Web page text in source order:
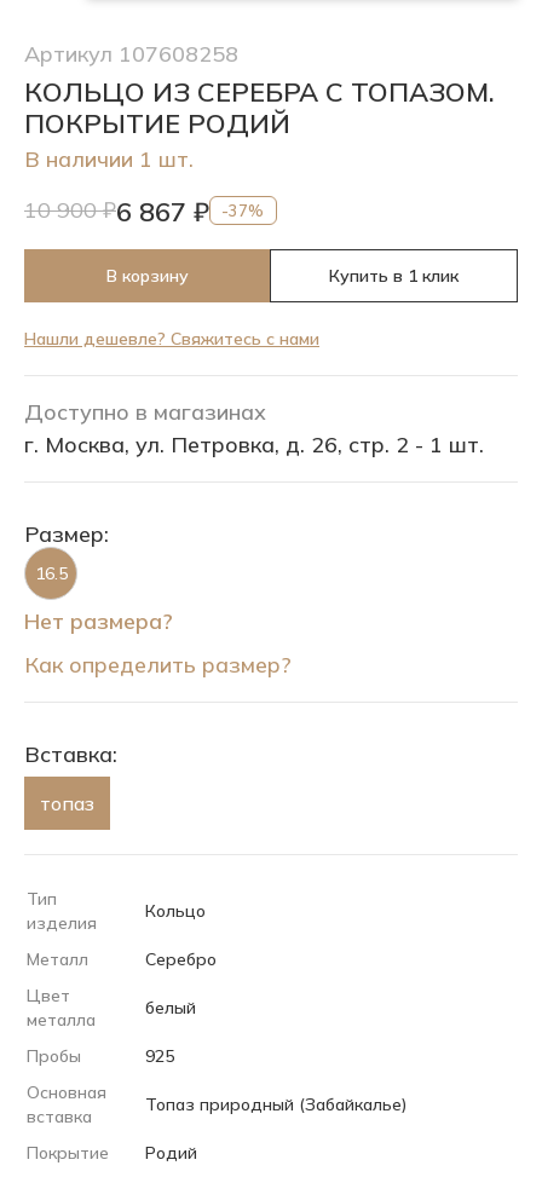
Артикул 107608258
КОЛЬЦО ИЗ СЕРЕБРА С ТОПАЗОМ.
ПОКРЫТИЕ РОДИЙ
В наличии 1 шт.
10 900 ₽6 867 ₽ -37%
В корзину Купить в 1 клик
Нашли дешевле? Свяжитесь с нами
Доступно в магазинах
г. Москва, ул. Петровка, д. 26, стр. 2 - 1 шт.
Размер:
16.5
Нет размера?
Как определить размер?
Вставка:
топаз
Тип
изделия
Кольцо
Металл
Серебро
Цвет
металла
белый
Пробы
925
Основная
вставка
Топаз природный (Забайкалье)
Покрытие Родий